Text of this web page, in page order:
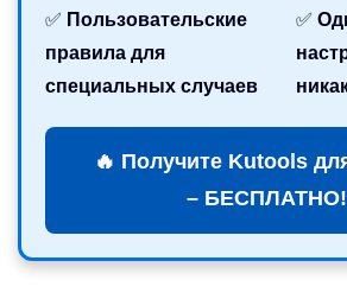
✅ Пользовательские
правила для
специальных случаев
✅
🔥 Получите Kutools
– БЕСПЛАТНО!